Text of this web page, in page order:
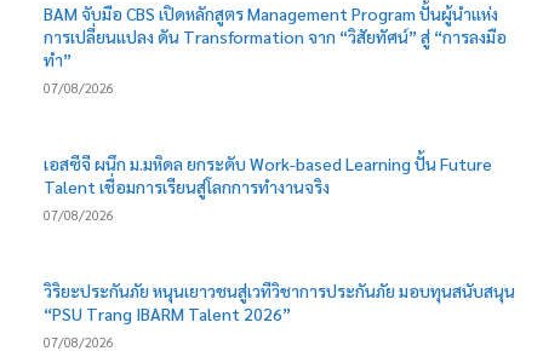
BAM จับมือ CBS เปิดหลักสูตร Management Program ปั้นผู้นำแห่ง
การเปลี่ยนแปลง ดัน Transformation จาก “วิสัยทัศน์” สู่ “การลงมือ
ทำ”
07/08/2026
เอสซีจี ผนึก ม.มหิดล ยกระดับ Work-based Learning ปั้น Future
Talent เชื่อมการเรียนสู่โลกการทำงานจริง
07/08/2026
วิริยะประกันภัย หนุนเยาวชนสู่เวทีวิชาการประกันภัย มอบทุนสนับสนุน
“PSU Trang IBARM Talent 2026”
07/08/2026